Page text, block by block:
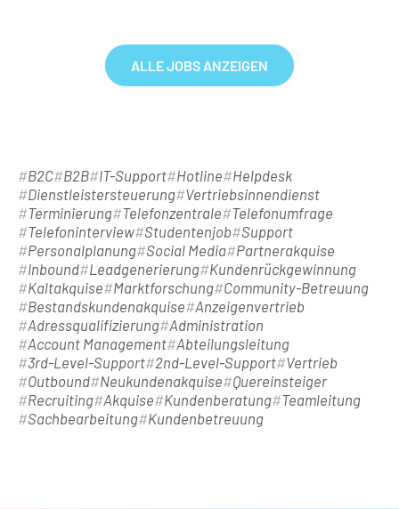
ALLE JOBS ANZEIGEN
B2C B2B IT-Support Hotline
Helpdesk
Dienstleistersteuerung Vertriebsinnendienst
Terminierung Telefonzentrale
Telefonumfrage
Telefoninterview Studentenjob
Support
Personalplanung Social Media Partnerakquise
Inbound Leadgenerierung Kundenrückgewinnung
Kaltakquise
Marktforschung Community-Betreuung
Bestandskundenakquise Anzeigenvertrieb
Adressqualifizierung Administration
Account Management Abteilungsleitung
3rd-Level-Support 2nd-Level-Support Vertrieb
Outbound Neukundenakquise
Quereinsteiger
Recruiting Akquise Kundenberatung Teamleitung
Sachbearbeitung Kundenbetreuung